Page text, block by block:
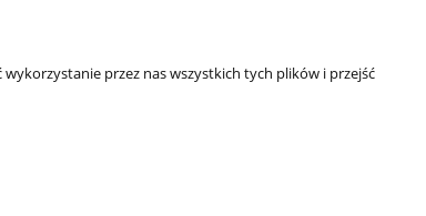
plastyczne | Smar do łożysk | Smar litowy | Smar
przez nas wszystkich tych plików i przejść